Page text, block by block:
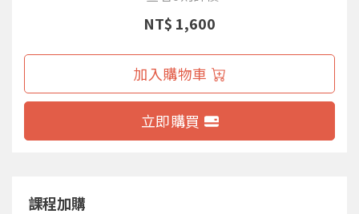
NT$ 1,600
加入購物車
立即購買
課程加購